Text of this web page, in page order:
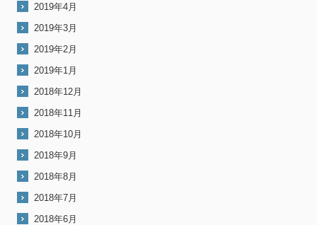
2019年4月
2019年3月
2019年2月
2019年1月
2018年12月
2018年11月
2018年10月
2018年9月
2018年8月
2018年7月
2018年6月